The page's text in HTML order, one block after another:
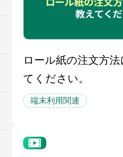
ロール紙の注文方法
てください。
端末利用関連